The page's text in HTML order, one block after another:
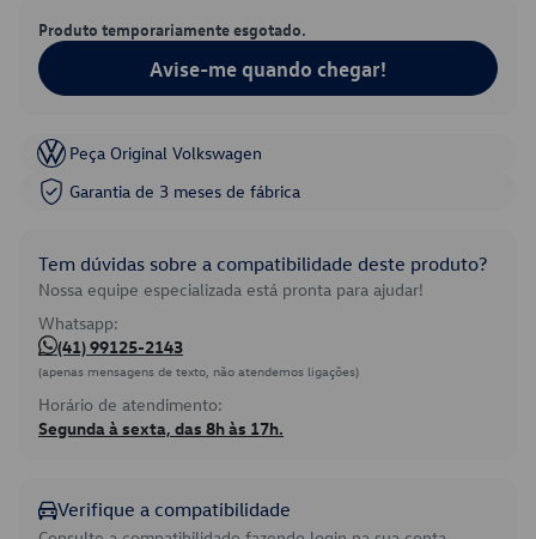
Produto temporariamente esgotado.
Avise-me quando chegar!
Peça Original Volkswagen
Garantia de 3 meses de fábrica
Tem dúvidas sobre a compatibilidade deste produto?
Nossa equipe especializada está pronta para ajudar!
Whatsapp:
(41) 99125-2143
(apenas mensagens de texto, não atendemos ligações)
Horário de atendimento:
Segunda à sexta, das 8h às 17h.
Verifique a compatibilidade